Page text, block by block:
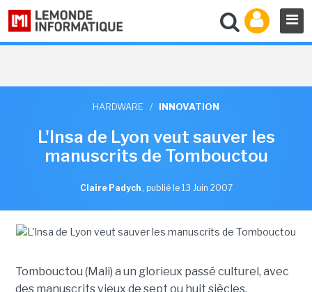
HARDWARE / INNOVATION
L'Insa de Lyon veut sauver les
manuscrits de Tombouctou
Claire Padych , publié le 13 Juin 2007
Tombouctou (Mali) a un glorieux passé culturel, avec
des manuscrits vieux de sept ou huit siècles,